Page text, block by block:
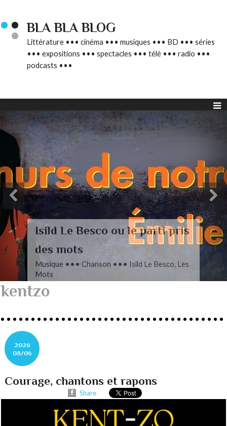
BLA BLA BLOG
Littérature ••• cinéma ••• musiques ••• BD ••• séries
••• expositions ••• spectacles ••• télé ••• radio •••
podcasts •••
L’autre Mendelssohn
Musique ••• Classique ••• Fanny
Mendelssohn, Das Jahr
kentzo
2026
08/06
Courage, chantons et rapons
Share